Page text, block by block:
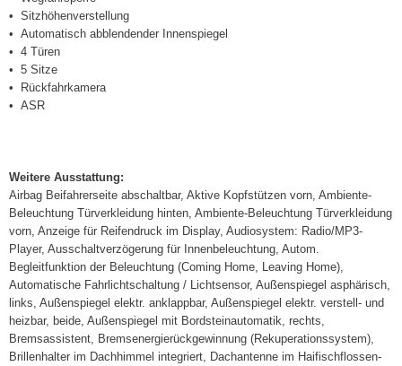
Sitzhöhenverstellung
Automatisch abblendender Innenspiegel
4 Türen
5 Sitze
Rückfahrkamera
ASR
Weitere Ausstattung:
Airbag Beifahrerseite abschaltbar, Aktive Kopfstützen vorn, Ambiente-
Beleuchtung Türverkleidung hinten, Ambiente-Beleuchtung Türverkleidung
vorn, Anzeige für Reifendruck im Display, Audiosystem: Radio/MP3-
Player, Ausschaltverzögerung für Innenbeleuchtung, Autom.
Begleitfunktion der Beleuchtung (Coming Home, Leaving Home),
Automatische Fahrlichtschaltung / Lichtsensor, Außenspiegel asphärisch,
links, Außenspiegel elektr. anklappbar, Außenspiegel elektr. verstell- und
heizbar, beide, Außenspiegel mit Bordsteinautomatik, rechts,
Bremsassistent, Bremsenergierückgewinnung (Rekuperationssystem),
Brillenhalter im Dachhimmel integriert, Dachantenne im Haifischflossen-